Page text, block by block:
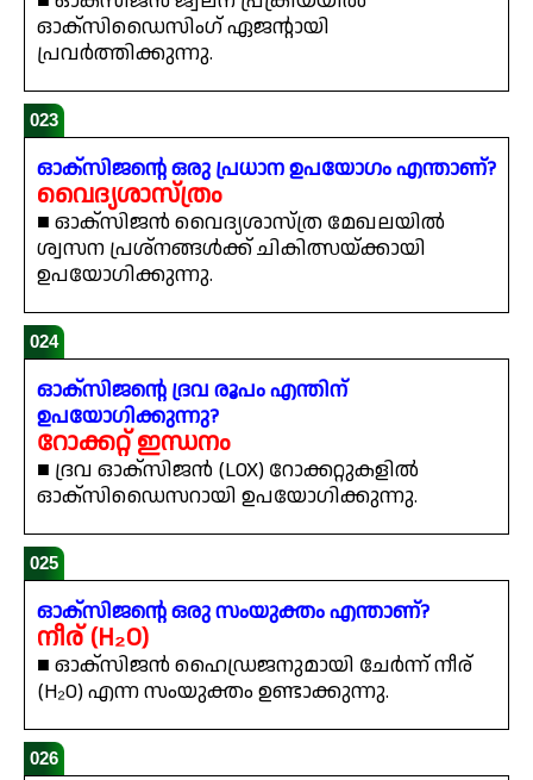
ഓക്സിഡൈസിംഗ് ഏജന്റായി
പ്രവർത്തിക്കുന്നു.
023
ഓക്സിജന്റെ ഒരു പ്രധാന ഉപയോഗം എന്താണ്?
വൈദ്യശാസ്ത്രം
■ ഓക്സിജൻ വൈദ്യശാസ്ത്ര മേഖലയിൽ
ശ്വസന പ്രശ്നങ്ങൾക്ക് ചികിത്സയ്ക്കായി
ഉപയോഗിക്കുന്നു.
024
ഓക്സിജന്റെ ദ്രവ രൂപം എന്തിന്
ഉപയോഗിക്കുന്നു?
റോക്കറ്റ് ഇന്ധനം
■ ദ്രവ ഓക്സിജൻ (LOX) റോക്കറ്റുകളിൽ
ഓക്സിഡൈസറായി ഉപയോഗിക്കുന്നു.
025
ഓക്സിജന്റെ ഒരു സംയുക്തം എന്താണ്?
നീര് (H₂O)
■ ഓക്സിജൻ ഹൈഡ്രജനുമായി ചേർന്ന് നീര്
(H₂O) എന്ന സംയുക്തം ഉണ്ടാക്കുന്നു.
026